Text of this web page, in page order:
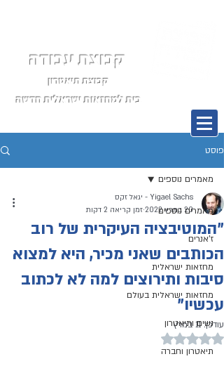
קבוצת עבודה
קבוצת תיאטרון
בית למחזאות ישראלית חדשה
תפריט
פוסט
מאמרים נוספים
ז'אנרים
מחזאות ישראלית
מחזאות ישראלית בעולם
נשים ותיאטרון
תיאטרון וחברה
מאמרים נוספים
"המוטיבציה העיקרית של רוב
הכותבים שאני מכיר, היא למצוא
סיבות ותירוצים למה לא לכתוב
עכשיו"
Yigael Sachs - יגאל זקס
20 במרץ 2022
זמן קריאה 2 דקות
עודכן:11 במרץ
דירוג של NaN מתוך 5 כוכבים